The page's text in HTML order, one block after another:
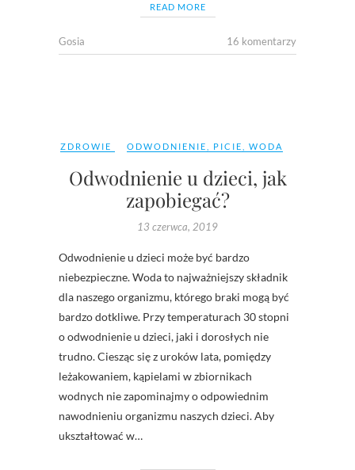
READ MORE
Gosia 16 komentarzy
ZDROWIE ODWODNIENIE PICIE WODA
Odwodnienie u dzieci, jak
zapobiegać?
13 czerwca, 2019
Odwodnienie u dzieci może być bardzo
niebezpieczne. Woda to najważniejszy składnik
dla naszego organizmu, którego braki mogą być
bardzo dotkliwe. Przy temperaturach 30 stopni
o odwodnienie u dzieci, jaki i dorosłych nie
trudno. Ciesząc się z uroków lata, pomiędzy
leżakowaniem, kąpielami w zbiornikach
wodnych nie zapominajmy o odpowiednim
nawodnieniu organizmu naszych dzieci. Aby
ukształtować w…